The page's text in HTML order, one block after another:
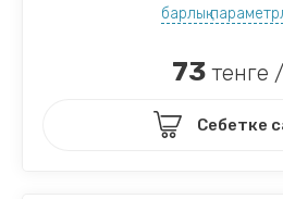
барлық
73 тенге
Себетке